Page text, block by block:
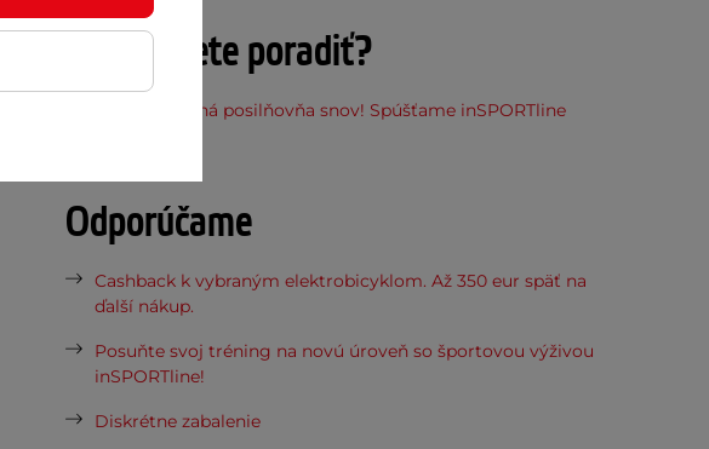
Potrebujete poradiť?
Vaša dostupná posilňovňa snov! Spúšťame inSPORTline
Odporúčame
Cashback k vybraným elektrobicyklom. Až 350 eur späť na
ďalší nákup.
Posuňte svoj tréning na novú úroveň so športovou výživou
inSPORTline!
Diskrétne zabalenie